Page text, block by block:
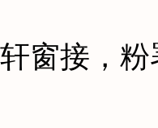
接，粉